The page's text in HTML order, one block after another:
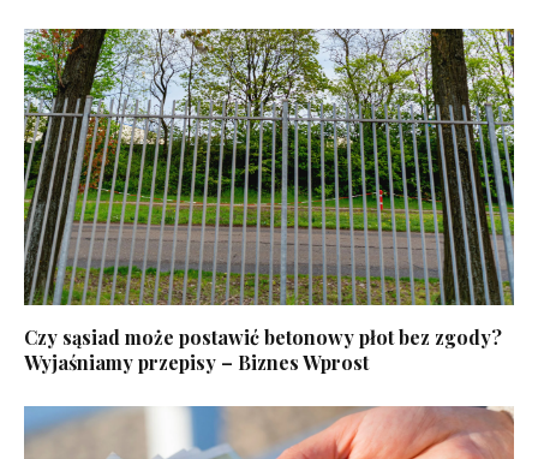
Czy sąsiad może postawić betonowy płot bez zgody?
Wyjaśniamy przepisy – Biznes Wprost